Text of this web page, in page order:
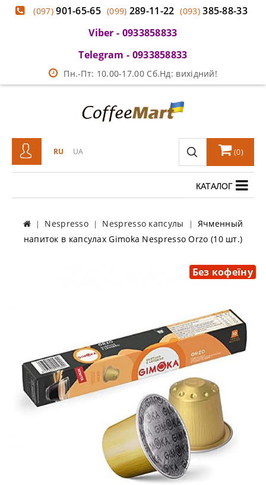
(097)901-65-65 (099) 289-11-22 (093)385-88-33
Viber - 0933858833
Telegram - 0933858833
Пн.-Пт: 10.00-17.00 Сб.Нд: вихідний!
RU UA (0)
КАТАЛОГ
Nespresso Nespresso капсулы
Ячменный
напиток в капсулах Gimoka Nespresso Orzo (10 шт.)
Без кофеїну